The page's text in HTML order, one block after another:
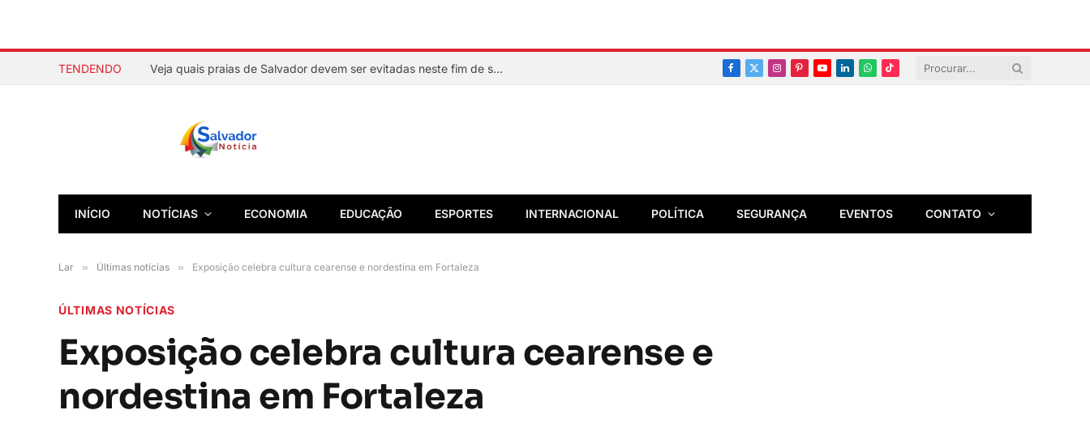
TENDENDO Veja quais praias de Salvador devem ser evitadas neste fim de semana
Facebook
X
Instagram
PinterestYouTubeLinkedInWhatsapp
TikTok
INÍCIO NOTÍCIAS ECONOMIA EDUCAÇÃO ESPORTES INTERNACIONAL POLÍTICA SEGURANÇA EVENTOS CONTATO
Lar » Últimas notícias » Exposição celebra cultura cearense e nordestina em Fortaleza
ÚLTIMAS NOTÍCIAS
Exposição celebra cultura cearense e
nordestina em Fortaleza